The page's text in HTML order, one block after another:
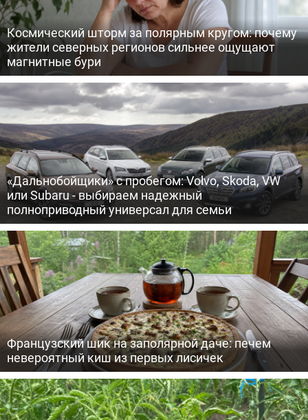
Космический шторм за полярным кругом: почему
жители северных регионов сильнее ощущают
магнитные бури
«Дальнобойщики» с пробегом: Volvo, Skoda, VW
или Subaru - выбираем надежный
полноприводный универсал для семьи
Французский шик на заполярной даче: печем
невероятный киш из первых лисичек